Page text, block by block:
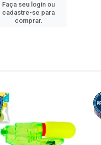
Faça seu login ou
cadastre-se para
comprar.